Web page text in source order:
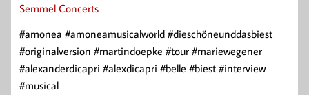
Semmel Concerts
#amonea #amoneamusicalworld #dieschöneunddasbiest
#originalversion #martindoepke #tour #mariewegener
#alexanderdicapri #alexdicapri #belle #biest #interview
#musical